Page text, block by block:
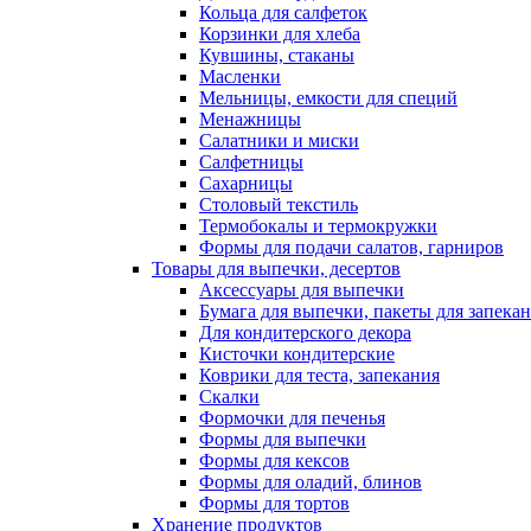
Кольца для салфеток
Корзинки для хлеба
Кувшины, стаканы
Масленки
Мельницы, емкости для специй
Менажницы
Салатники и миски
Салфетницы
Сахарницы
Столовый текстиль
Термобокалы и термокружки
Формы для подачи салатов, гарниров
Товары для выпечки, десертов
Аксессуары для выпечки
Бумага для выпечки, пакеты для
Для кондитерского декора
Кисточки кондитерские
Коврики для теста, запекания
Скалки
Формочки для печенья
Формы для выпечки
Формы для кексов
Формы для оладий, блинов
Формы для тортов
Хранение продуктов